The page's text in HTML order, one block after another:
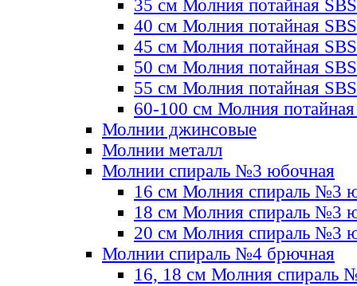
35 см Молния потайная SBS
40 см Молния потайная SBS
45 см Молния потайная SBS
50 см Молния потайная SBS
55 см Молния потайная SBS
60-100 см Молния
Молнии джинсовые
Молнии металл
Молнии спираль №3 юбочная
16 см Молния спираль №3
18 см Молния спираль №3
20 см Молния спираль №3
Молнии спираль №4 брючная
16, 18 см Молния спираль